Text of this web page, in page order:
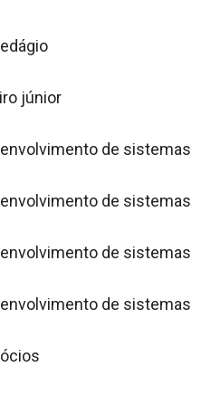
júnior
de sistemas
de sistemas
de sistemas
de sistemas